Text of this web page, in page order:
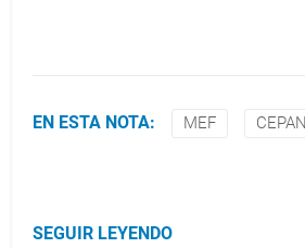
EN ESTA NOTA: MEF
SEGUIR LEYENDO